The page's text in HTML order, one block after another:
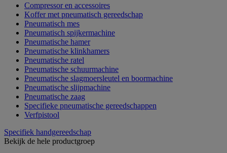
Compressor en accessoires
Koffer met pneumatisch gereedschap
Pneumatisch mes
Pneumatisch spijkermachine
Pneumatische hamer
Pneumatische klinkhamers
Pneumatische ratel
Pneumatische schuurmachine
Pneumatische slagmoersleutel en boormachine
Pneumatische slijpmachine
Pneumatische zaag
Specifieke pneumatische gereedschappen
Verfpistool
Specifiek handgereedschap
Bekijk de hele productgroep